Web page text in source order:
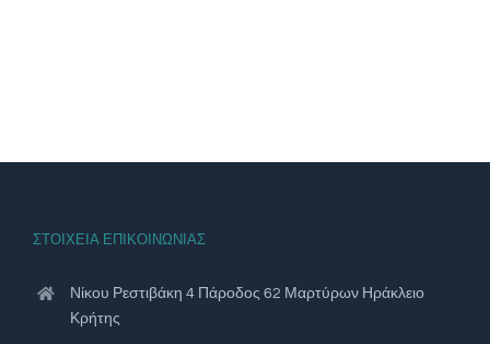
ΣΤΟΙΧΕΙΑ ΕΠΙΚΟΙΝΩΝΙΑΣ
Νίκου Ρεστιβάκη 4 Πάροδος 62 Μαρτύρων Ηράκλειο
Κρήτης